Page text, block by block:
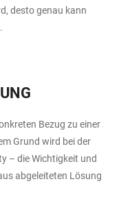
desto genau kann
Bezug zu einer
Grund wird bei der
– die Wichtigkeit und
abgeleiteten Lösung